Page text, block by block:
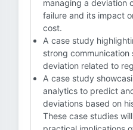
managing a deviation
failure and its impact
cost.
A case study
strong
deviation related to
A case study
analytics to predict
deviations based on
These case studies